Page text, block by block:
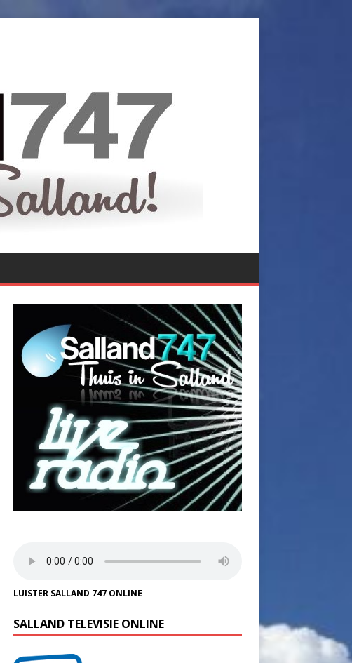
LUISTER SALLAND 747 ONLINE
SALLAND TELEVISIE ONLINE